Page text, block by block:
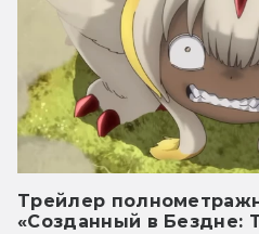
Трейлер
«Созданный в Бездне: